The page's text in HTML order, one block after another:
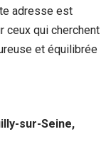
adresse est
ceux qui cherchent
et équilibrée
sur-Seine,